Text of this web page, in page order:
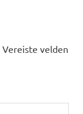
Vereiste velden